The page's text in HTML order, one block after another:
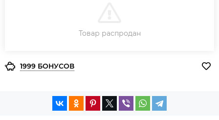
ЗАКАЗ В ОДИН КЛИК
Товар распродан
1999 БОНУСОВ